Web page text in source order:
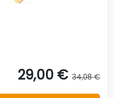
29,00 € 34,08 €